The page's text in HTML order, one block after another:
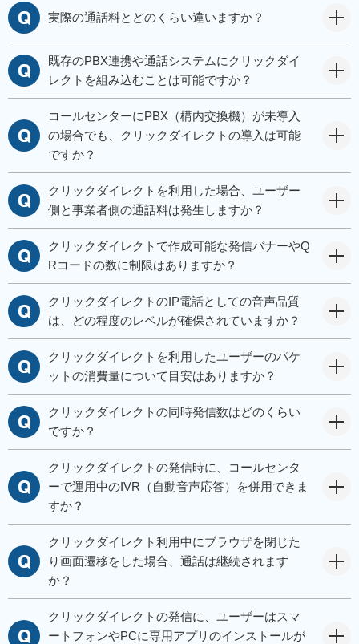
実際の通話料とどのくらい違いますか？
既存のPBX連携や通話システムにクリックダイ
レクトを組み込むことは可能ですか？
コールセンターにPBX（構内交換機）が未導入
の場合でも、クリックダイレクトの導入は可能
ですか？
クリックダイレクトを利用した場合、ユーザー
側と事業者側の通話料は発生しますか？
クリックダイレクトで作成可能な発信バナーやQ
Rコードの数に制限はありますか？
クリックダイレクトのIP電話としての音声品質
は、どの程度のレベルが確保されていますか？
クリックダイレクトを利用したユーザーのパケ
ットの消費量について目安はありますか？
クリックダイレクトの同時発信数はどのくらい
ですか？
クリックダイレクトの発信時に、コールセンタ
ーで運用中のIVR（自動音声応答）を併用できま
すか？
クリックダイレクト利用中にブラウザを閉じた
り画面遷移をした場合、通話は継続されます
か？
クリックダイレクトの発信に、ユーザーはスマ
ートフォンやPCに専用アプリのインストールが